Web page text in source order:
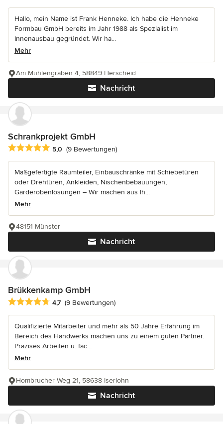
Hallo, mein Name ist Frank Henneke. Ich habe die Henneke
Formbau GmbH bereits im Jahr 1988 als Spezialist im
Innenausbau gegründet. Wir ha...
Mehr
Nachricht
Am Mühlengraben 4, 58849 Herscheid
Schrankprojekt GmbH
Durchschnittliche Bewertung: 5 von 5 Sternen
5,0 (9 Bewertungen)
Maßgefertigte Raumteiler, Einbauschränke mit Schiebetüren
oder Drehtüren, Ankleiden, Nischenbebauungen,
Garderobenlösungen – Wir machen aus Ih...
Mehr
Nachricht
48151 Münster
Brükkenkamp GmbH
Durchschnittliche Bewertung: 4.7 von 5 Sternen
4,7 (9 Bewertungen)
Qualifizierte Mitarbeiter und mehr als 50 Jahre Erfahrung im
Bereich des Handwerks machen uns zu einem guten Partner.
Präzises Arbeiten u. fac...
Mehr
Nachricht
Hombrucher Weg 21, 58638 Iserlohn